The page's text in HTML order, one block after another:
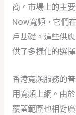
商。市場上的主
Now寬頻，它們
戶基礎。這些供
供了多樣化的選擇
香港寬頻服務的
用寬頻上網。由
覆蓋範圍也相對